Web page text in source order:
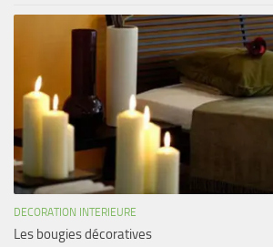
DECORATION INTERIEURE
Les bougies décoratives